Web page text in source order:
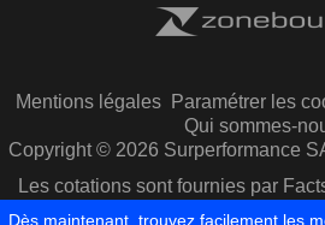
Mentions légales Paramétrer les
Qui sommes-
Copyright © 2026 Surperformance
Les cotations sont fournies par
Capital IQ
Dès maintenant, trouvez facilement les